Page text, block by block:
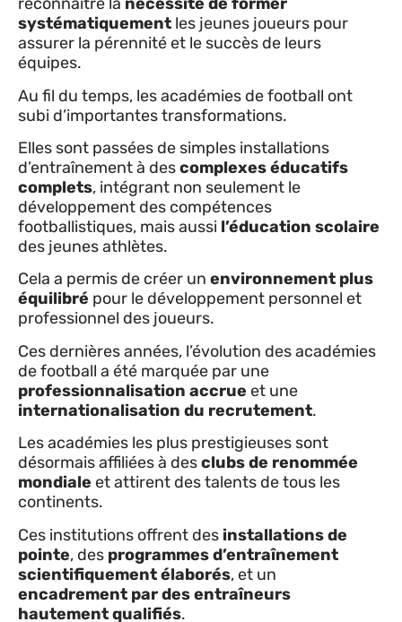
systématiquement les jeunes joueurs pour
assurer la pérennité et le succès de leurs
équipes.
Au fil du temps, les académies de football ont
subi d’importantes transformations.
Elles sont passées de simples installations
d’entraînement à descomplexes éducatifs
complets, intégrant non seulement le
développement des compétences
footballistiques, mais aussi l’éducation scolaire
des jeunes athlètes.
Cela a permis de créer un environnement plus
équilibré pour le développement personnel et
professionnel des joueurs.
Ces dernières années, l’évolution des académies
de football a été marquée par une
professionnalisation accrue et une
internationalisation du recrutement.
Les académies les plus prestigieuses sont
désormais affiliées à desclubs de renommée
mondiale et attirent des talents de tous les
continents.
Ces institutions offrent des installations de
pointe, des programmes d’entraînement
scientifiquement élaborés, et un
encadrement par des entraîneurs
hautement qualifiés.